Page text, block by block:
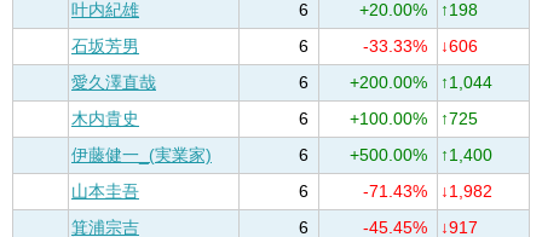
叶内紀雄
6 +20.00%
↑198
石坂芳男
6 -33.33%
↓606
愛久澤直哉
6 +200.00%
↑1,044
木内貴史
6 +100.00%
↑725
伊藤健一_(実業家)
6 +500.00%
↑1,400
山本圭吾
6 -71.43%
↓1,982
箕浦宗吉
6 -45.45%
↓917